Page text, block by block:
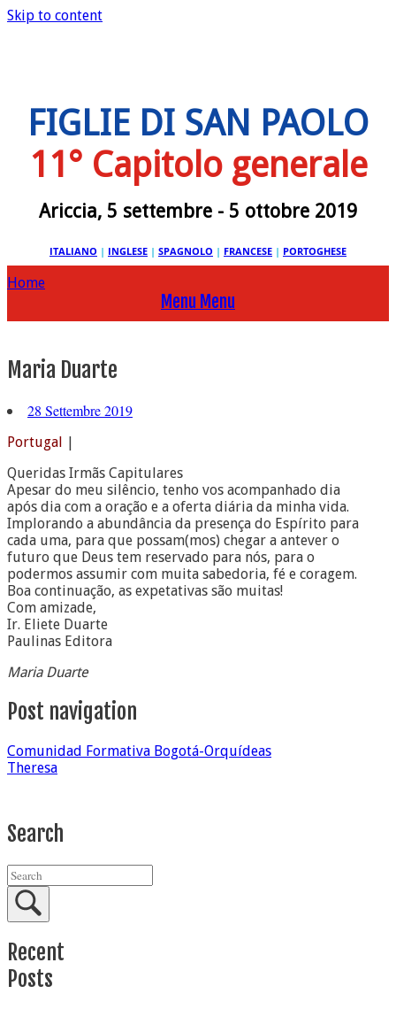
Skip to content
FIGLIE DI SAN PAOLO
11° Capitolo generale
Ariccia, 5 settembre - 5 ottobre 2019
ITALIANO | INGLESE | SPAGNOLO | FRANCESE | PORTOGHESE
Home
Menu Menu
Maria Duarte
28 Settembre 2019
Portugal |
Queridas Irmãs Capitulares
Apesar do meu silêncio, tenho vos acompanhado dia
após dia com a oração e a oferta diária da minha vida.
Implorando a abundância da presença do Espírito para
cada uma, para que possam(mos) chegar a antever o
futuro que Deus tem reservado para nós, para o
podermos assumir com muita sabedoria, fé e coragem.
Boa continuação, as expetativas são muitas!
Com amizade,
Ir. Eliete Duarte
Paulinas Editora
Maria Duarte
Post navigation
Comunidad Formativa Bogotá-Orquídeas
Theresa
Search
Recent
Posts